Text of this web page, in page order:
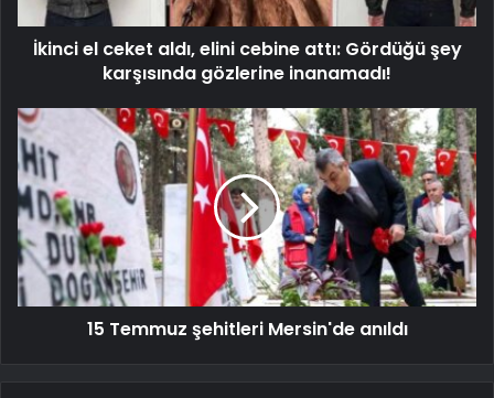
İkinci el ceket aldı, elini cebine attı: Gördüğü şey
karşısında gözlerine inanamadı!
15 Temmuz şehitleri Mersin'de anıldı